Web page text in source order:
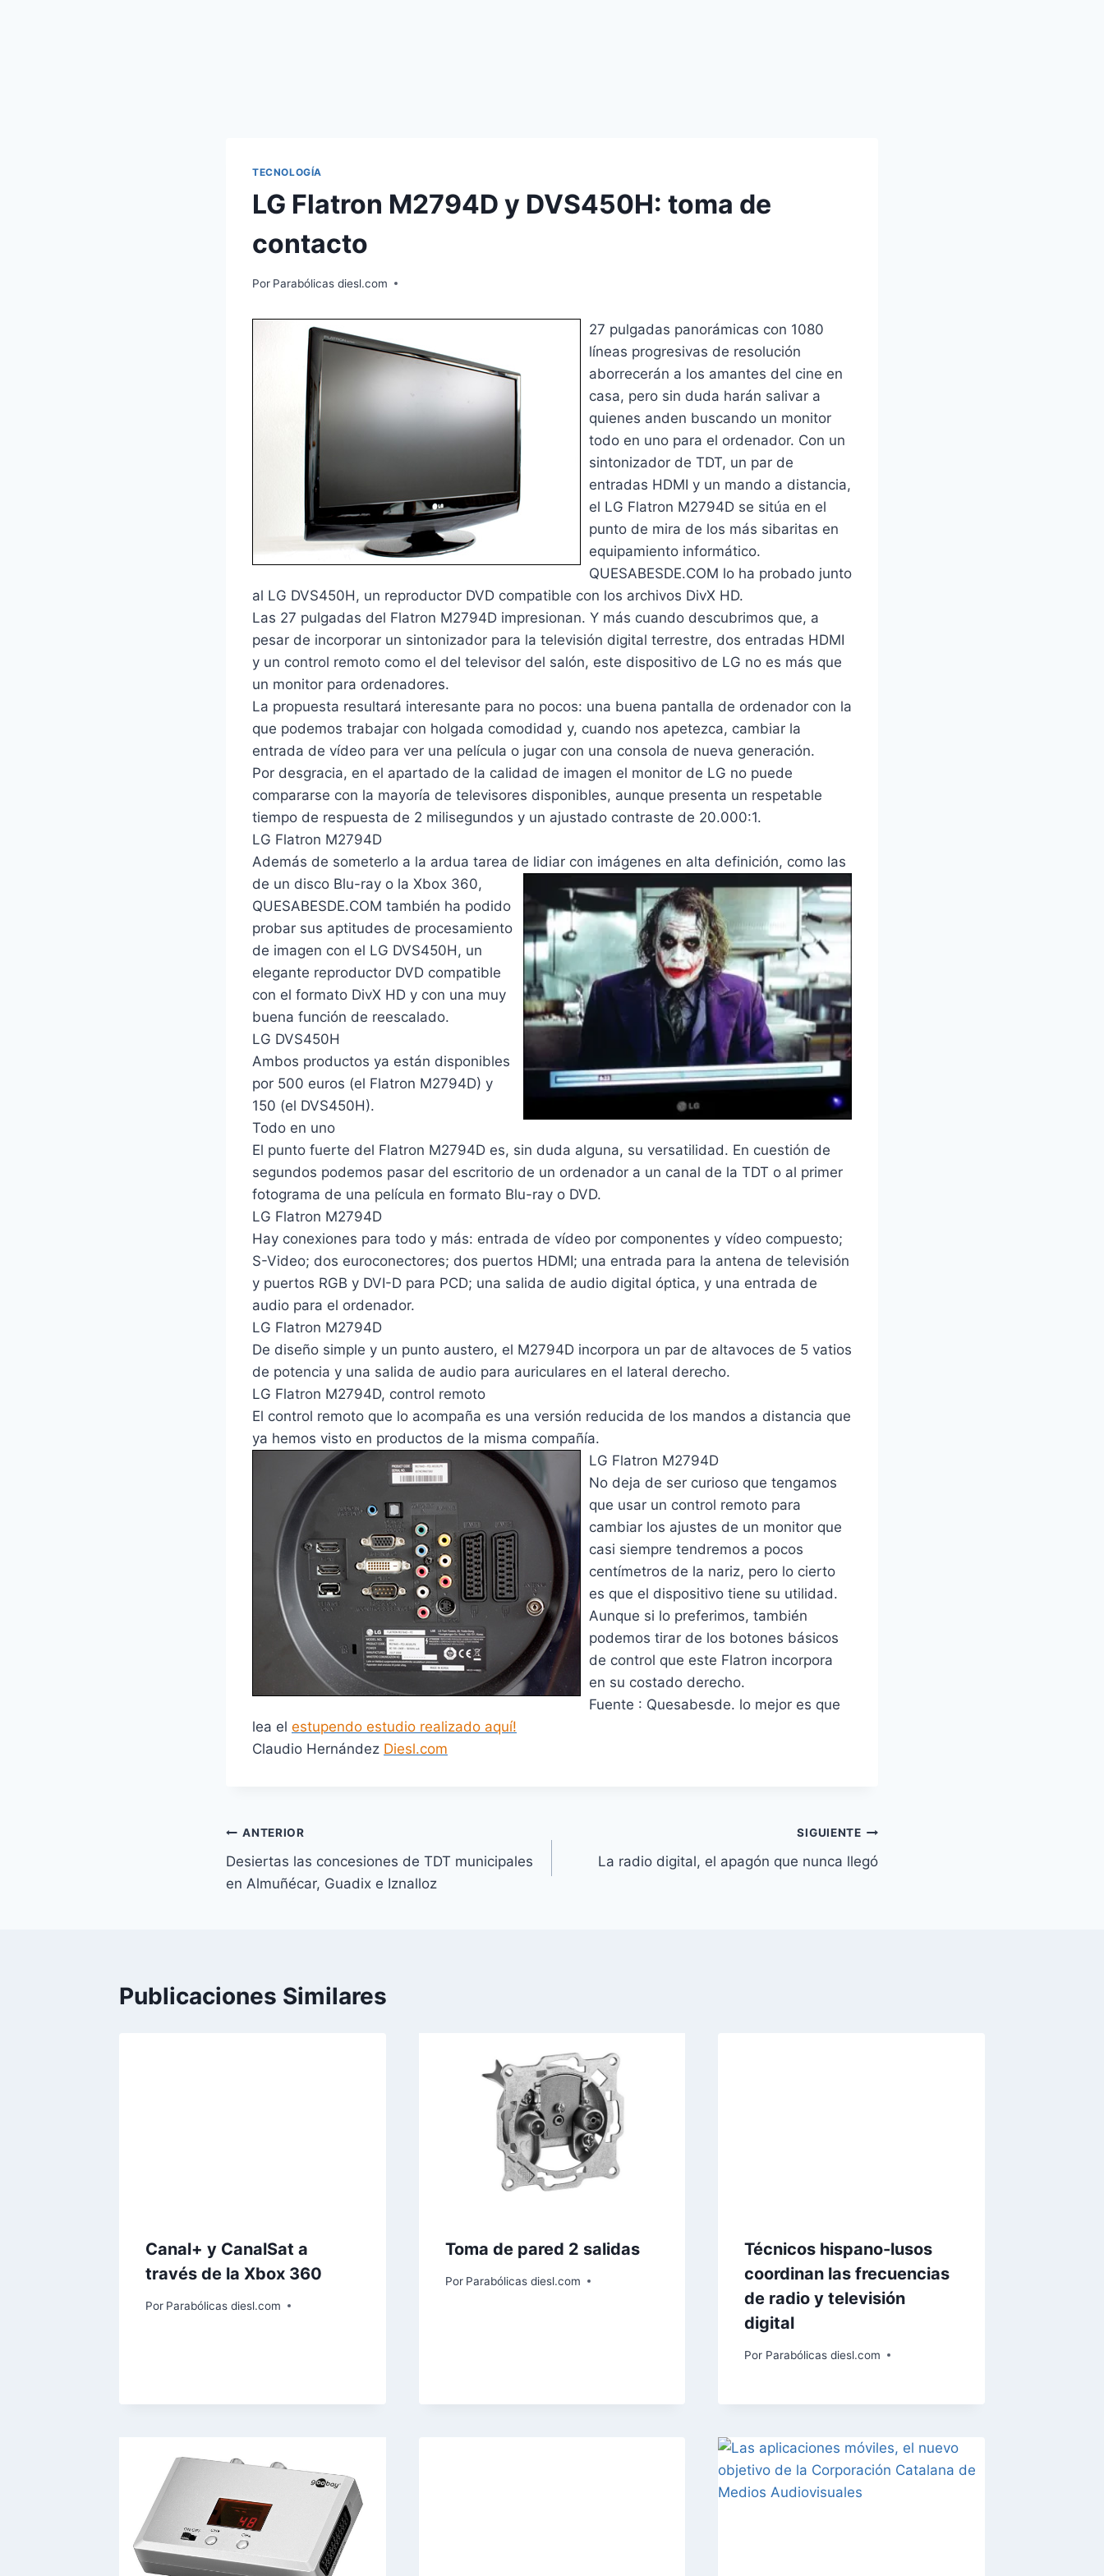
TECNOLOGÍA
LG Flatron M2794D y DVS450H: toma de
contacto
Por Parabólicas diesl.com
27 pulgadas panorámicas con 1080
líneas progresivas de resolución
aborrecerán a los amantes del cine en
casa, pero sin duda harán salivar a
quienes anden buscando un monitor
todo en uno para el ordenador. Con un
sintonizador de TDT, un par de
entradas HDMI y un mando a distancia,
el LG Flatron M2794D se sitúa en el
punto de mira de los más sibaritas en
equipamiento informático.
QUESABESDE.COM lo ha probado junto
al LG DVS450H, un reproductor DVD compatible con los archivos DivX HD.
Las 27 pulgadas del Flatron M2794D impresionan. Y más cuando descubrimos que, a
pesar de incorporar un sintonizador para la televisión digital terrestre, dos entradas HDMI
y un control remoto como el del televisor del salón, este dispositivo de LG no es más que
un monitor para ordenadores.
La propuesta resultará interesante para no pocos: una buena pantalla de ordenador con la
que podemos trabajar con holgada comodidad y, cuando nos apetezca, cambiar la
entrada de vídeo para ver una película o jugar con una consola de nueva generación.
Por desgracia, en el apartado de la calidad de imagen el monitor de LG no puede
compararse con la mayoría de televisores disponibles, aunque presenta un respetable
tiempo de respuesta de 2 milisegundos y un ajustado contraste de 20.000:1.
LG Flatron M2794D
Además de someterlo a la ardua tarea de lidiar con imágenes en alta definición, como las
de un disco Blu-ray o la Xbox 360,
QUESABESDE.COM también ha podido
probar sus aptitudes de procesamiento
de imagen con el LG DVS450H, un
elegante reproductor DVD compatible
con el formato DivX HD y con una muy
buena función de reescalado.
LG DVS450H
Ambos productos ya están disponibles
por 500 euros (el Flatron M2794D) y
150 (el DVS450H).
Todo en uno
El punto fuerte del Flatron M2794D es, sin duda alguna, su versatilidad. En cuestión de
segundos podemos pasar del escritorio de un ordenador a un canal de la TDT o al primer
fotograma de una película en formato Blu-ray o DVD.
LG Flatron M2794D
Hay conexiones para todo y más: entrada de vídeo por componentes y vídeo compuesto;
S-Video; dos euroconectores; dos puertos HDMI; una entrada para la antena de televisión
y puertos RGB y DVI-D para PCD; una salida de audio digital óptica, y una entrada de
audio para el ordenador.
LG Flatron M2794D
De diseño simple y un punto austero, el M2794D incorpora un par de altavoces de 5 vatios
de potencia y una salida de audio para auriculares en el lateral derecho.
LG Flatron M2794D, control remoto
El control remoto que lo acompaña es una versión reducida de los mandos a distancia que
ya hemos visto en productos de la misma compañía.
LG Flatron M2794D
No deja de ser curioso que tengamos
que usar un control remoto para
cambiar los ajustes de un monitor que
casi siempre tendremos a pocos
centímetros de la nariz, pero lo cierto
es que el dispositivo tiene su utilidad.
Aunque si lo preferimos, también
podemos tirar de los botones básicos
de control que este Flatron incorpora
en su costado derecho.
Fuente : Quesabesde. lo mejor es que
lea el estupendo estudio realizado aquí!
Claudio Hernández Diesl.com
Navegación
de
ANTERIOR
Desiertas las concesiones de TDT municipales
en Almuñécar, Guadix e Iznalloz
SIGUIENTE
La radio digital, el apagón que nunca llegó
Publicaciones Similares
Canal+ y CanalSat a
través de la Xbox 360
Por Parabólicas diesl.com
Toma de pared 2 salidas
Por Parabólicas diesl.com
Técnicos hispano-lusos
coordinan las frecuencias
de radio y televisión
digital
Por Parabólicas diesl.com